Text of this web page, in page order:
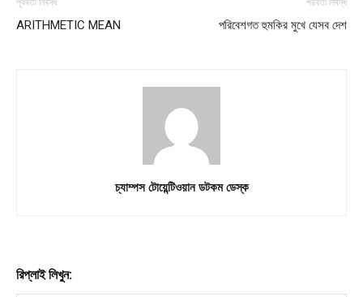
পূর্ববর্তী নিবন্ধ
ARITHMETIC MEAN
পরবর্তী নিবন্ধ
পরিবেশগত হুমকির মুখে যেসব দেশ
চ্যাম্পস টোয়েন্টিওয়ান ডটকম ডেস্ক
রিপ্লাই লিখুন: